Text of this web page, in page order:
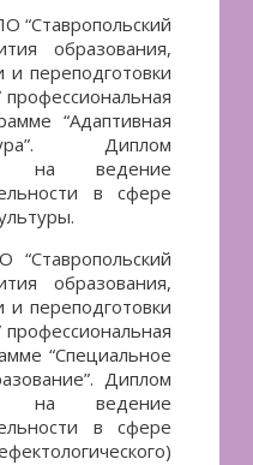
“Ставропольский
образования,
переподготовки
“Адаптивная
Диплом
на ведение
в сфере
образования,
переподготовки
“Специальное
Диплом
на ведение
в сфере